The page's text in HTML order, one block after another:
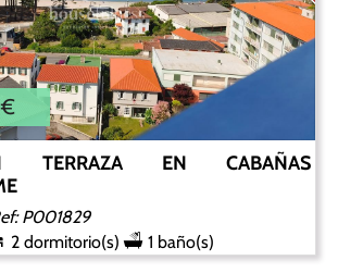
TERRAZA EN CABAÑAS
P001829
2 dormitorio(s) 1 baño(s)